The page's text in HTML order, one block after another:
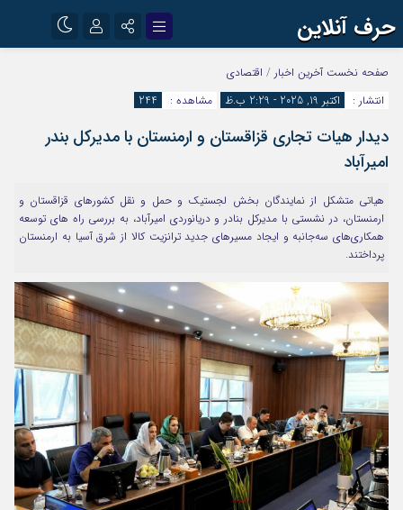
حرف آنلاین
اینستاگرام
آپارات
رمز عبور
مرا به خاطر بسپار
صفحه نخست آخرین اخبار / اقتصادی
انتشار :
اکتبر 19, 2025 - 2:29 ب.ظ مشاهده : 244
دیدار هیات تجاری قزاقستان و ارمنستان با مدیرکل بندر
امیرآباد
هیاتی متشکل از نمایندگان بخش لجستیک و حمل و نقل کشورهای قزاقستان و
ارمنستان، در نشستی با مدیرکل بنادر و دریانوردی امیرآباد، به بررسی راه های توسعه
همکاری‌های سه‌جانبه و ایجاد مسیرهای جدید ترانزیت کالا از شرق آسیا به ارمنستان
پرداختند.